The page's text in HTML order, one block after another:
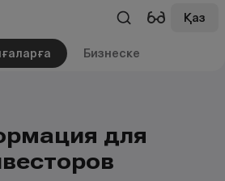
Қаз
Бизнеске
для